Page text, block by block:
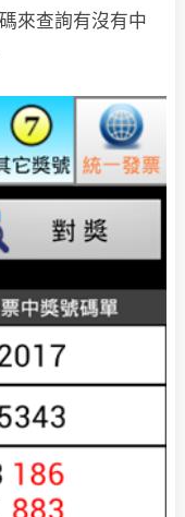
來查詢有沒有中